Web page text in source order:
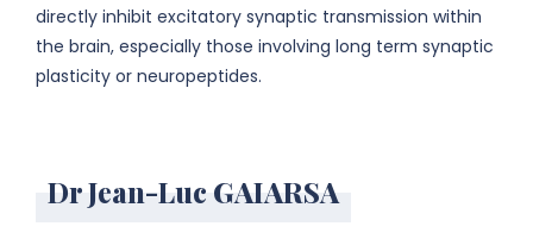
directly inhibit excitatory synaptic transmission within
the brain, especially those involving long term synaptic
plasticity or neuropeptides.
Dr Jean-Luc GAIARSA